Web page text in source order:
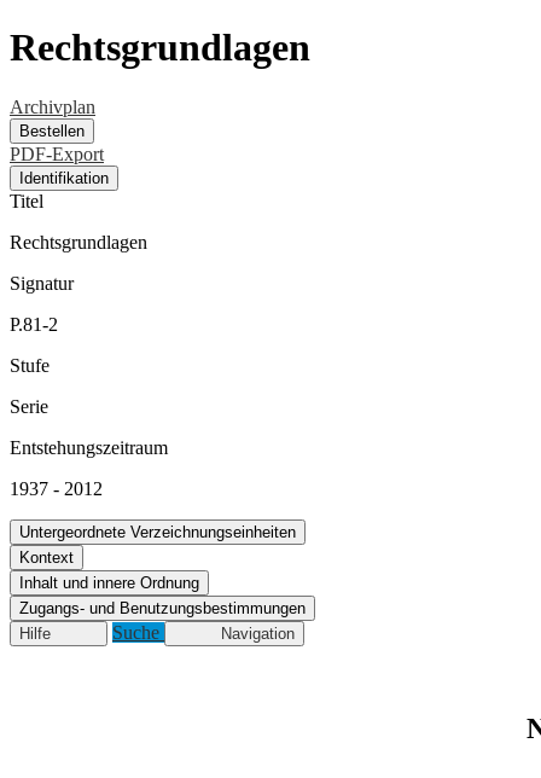
Rechtsgrundlagen
Archivplan
Bestellen
PDF-Export
Identifikation
Titel
Rechtsgrundlagen
Signatur
P.81-2
Stufe
Serie
Entstehungszeitraum
1937 - 2012
Untergeordnete Verzeichnungseinheiten
Kontext
Inhalt und innere Ordnung
Zugangs- und Benutzungsbestimmungen
Hilfe
Suche Navigation